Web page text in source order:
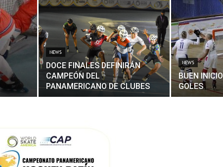
NEWS
DOCE FINALES DEFINIRÁN
CAMPEÓN DEL
PANAMERICANO DE CLUBES
NEWS
BUEN
GOLES